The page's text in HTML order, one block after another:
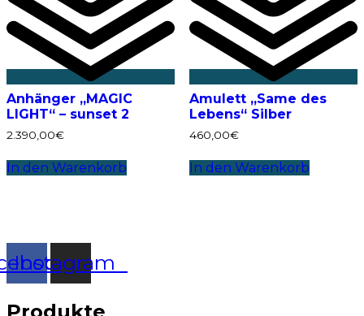
Anhänger „MAGIC
LIGHT“ – sunset 2
2.390,00€
In den Warenkorb
Amulett „Same des
Lebens“ Silber
460,00€
In den Warenkorb
Instagram